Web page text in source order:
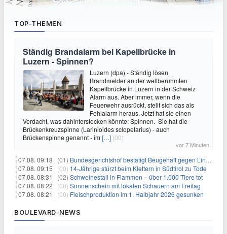
TOP-THEMEN
Ständig Brandalarm bei Kapellbrücke in
Luzern - Spinnen?
Luzern (dpa) - Ständig lösen
Brandmelder an der weltberühmten
Kapellbrücke in Luzern in der Schweiz
Alarm aus. Aber immer, wenn die
Feuerwehr ausrückt, stellt sich das als
Fehlalarm heraus. Jetzt hat sie einen
Verdacht, was dahinterstecken könnte: Spinnen. Sie hat die
Brückenkreuzspinne (Larinioides sclopetarius) - auch
Brückenspinne genannt - im[…] (00)
vor 7 Minuten
07.08. 09:18 | (01) Bundesgerichtshof bestätigt Beugehaft gegen Lina E.
07.08. 09:15 | (00) 14-Jährige stürzt beim Klettern in Südtirol zu Tode
07.08. 08:31 | (02) Schweinestall in Flammen – über 1.000 Tiere tot
07.08. 08:22 | (00) Sonnenschein mit lokalen Schauern am Freitag
07.08. 08:21 | (00) Fleischproduktion im 1. Halbjahr 2026 gesunken
BOULEVARD-NEWS